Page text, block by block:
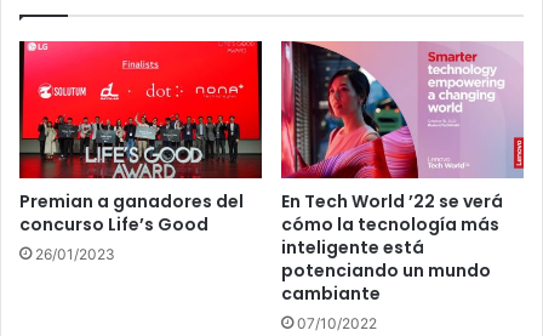
Premian a ganadores del
concurso Life’s Good
26/01/2023
En Tech World ’22 se verá
cómo la tecnología más
inteligente está
potenciando un mundo
cambiante
07/10/2022